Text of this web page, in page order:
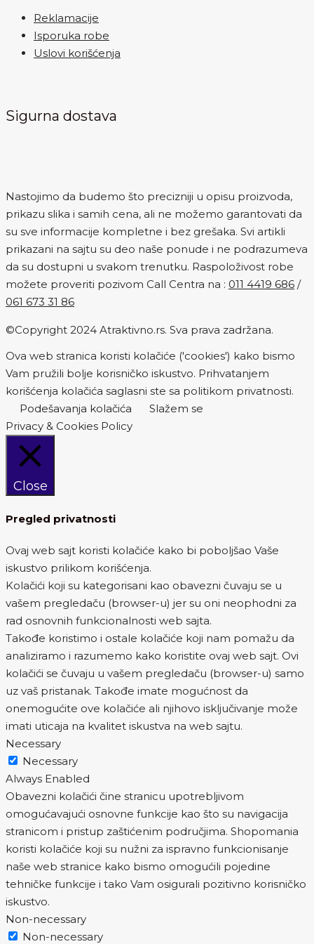
Reklamacije
Isporuka robe
Uslovi korišćenja
Sigurna dostava
Nastojimo da budemo što precizniji u opisu proizvoda,
prikazu slika i samih cena, ali ne možemo garantovati da
su sve informacije kompletne i bez grešaka. Svi artikli
prikazani na sajtu su deo naše ponude i ne podrazumeva
da su dostupni u svakom trenutku. Raspoloživost robe
možete proveriti pozivom Call Centra na : 011 4419 686 /
061 673 31 86
©Copyright 2024 Atraktivno.rs. Sva prava zadržana.
Ova web stranica koristi kolačiće ('cookies') kako bismo
Vam pružili bolje korisničko iskustvo. Prihvatanjem
korišćenja kolačića saglasni ste sa politikom privatnosti.
Podešavanja kolačića
Slažem se
Privacy & Cookies Policy
Close
Pregled privatnosti
Ovaj web sajt koristi kolačiće kako bi poboljšao Vaše
iskustvo prilikom korišćenja.
Kolačići koji su kategorisani kao obavezni čuvaju se u
vašem pregledaču (browser-u) jer su oni neophodni za
rad osnovnih funkcionalnosti web sajta.
Takođe koristimo i ostale kolačiće koji nam pomažu da
analiziramo i razumemo kako koristite ovaj web sajt. Ovi
kolačići se čuvaju u vašem pregledaču (browser-u) samo
uz vaš pristanak. Takođe imate mogućnost da
onemogućite ove kolačiće ali njihovo isključivanje može
imati uticaja na kvalitet iskustva na web sajtu.
Necessary
Necessary
Always Enabled
Obavezni kolačići čine stranicu upotrebljivom
omogućavajući osnovne funkcije kao što su navigacija
stranicom i pristup zaštićenim područjima. Shopomania
koristi kolačiće koji su nužni za ispravno funkcionisanje
naše web stranice kako bismo omogućili pojedine
tehničke funkcije i tako Vam osigurali pozitivno korisničko
iskustvo.
Non-necessary
Non-necessary